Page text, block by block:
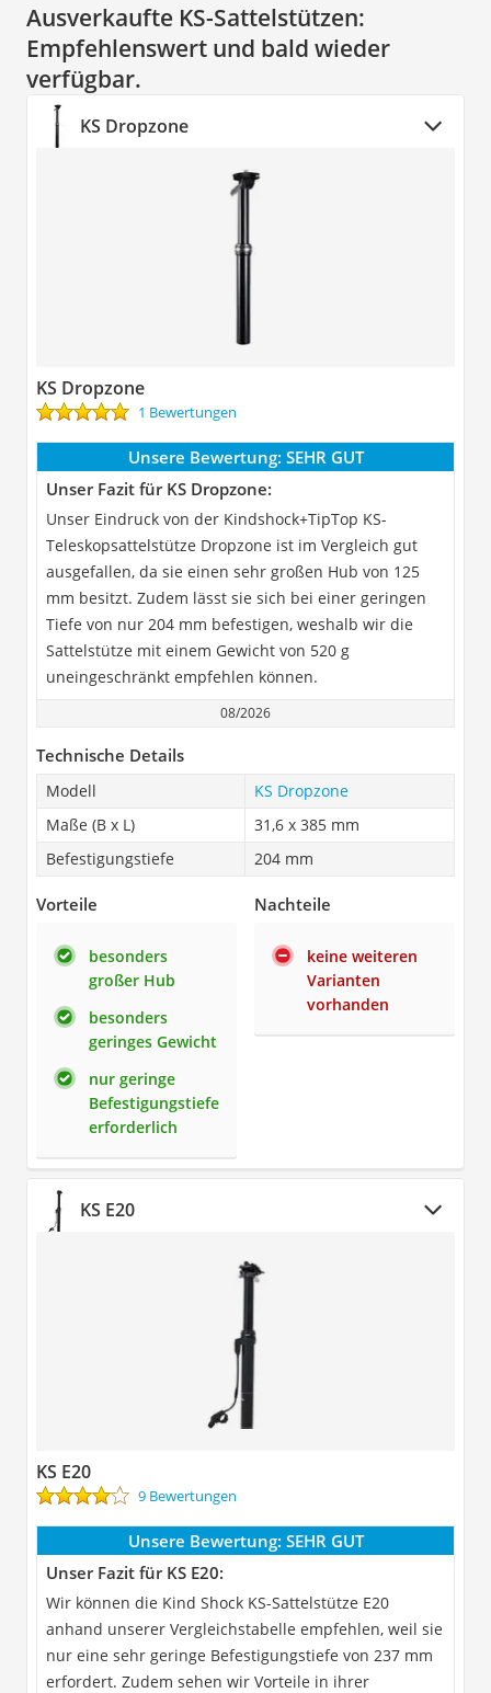
Ausverkaufte KS-Sattelstützen:
Empfehlenswert und bald wieder
verfügbar.
KS Dropzone
KS Dropzone
1 Bewertungen
Unsere Bewertung: SEHR GUT
Unser Fazit für KS Dropzone:
Unser Eindruck von der Kindshock+TipTop KS-
Teleskopsattelstütze Dropzone ist im Vergleich gut
ausgefallen, da sie einen sehr großen Hub von 125
mm besitzt. Zudem lässt sie sich bei einer geringen
Tiefe von nur 204 mm befestigen, weshalb wir die
Sattelstütze mit einem Gewicht von 520 g
uneingeschränkt empfehlen können.
08/2026
Technische Details
Modell
KS Dropzone
Maße (B x L)
31,6 x 385 mm
Befestigungstiefe
204 mm
Vorteile
besonders
großer Hub
besonders
geringes Gewicht
nur geringe
Befestigungstiefe
erforderlich
Nachteile
keine weiteren
Varianten
vorhanden
KS E20
KS E20
9 Bewertungen
Unsere Bewertung: SEHR GUT
Unser Fazit für KS E20:
Wir können die Kind Shock KS-Sattelstütze E20
anhand unserer Vergleichstabelle empfehlen, weil sie
nur eine sehr geringe Befestigungstiefe von 237 mm
erfordert. Zudem sehen wir Vorteile in ihrer